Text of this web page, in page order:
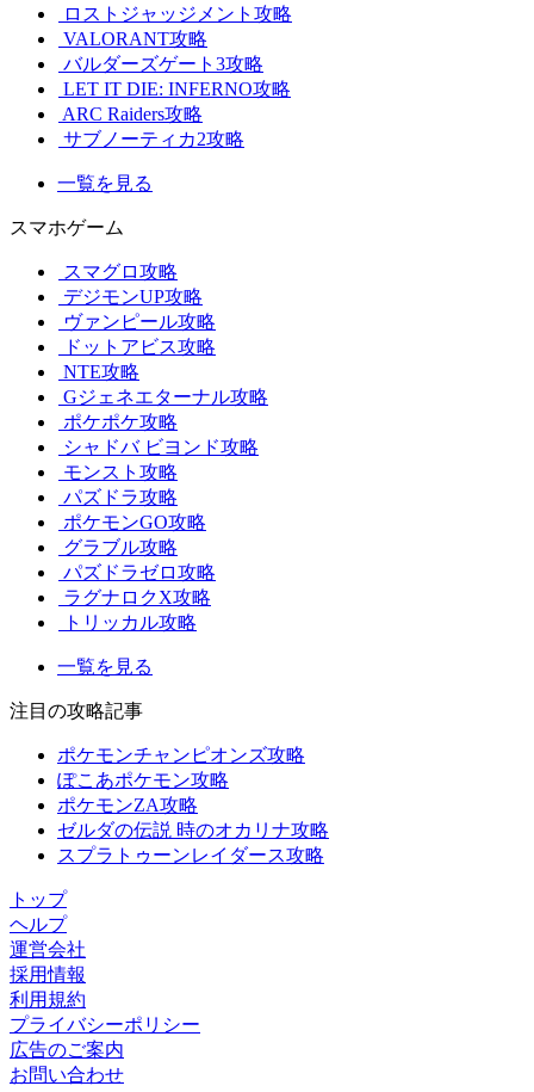
ロストジャッジメント攻略
VALORANT攻略
バルダーズゲート3攻略
LET IT DIE: INFERNO攻略
ARC Raiders攻略
サブノーティカ2攻略
一覧を見る
スマホゲーム
スマグロ攻略
デジモンUP攻略
ヴァンピール攻略
ドットアビス攻略
NTE攻略
Gジェネエターナル攻略
ポケポケ攻略
シャドバ ビヨンド攻略
モンスト攻略
パズドラ攻略
ポケモンGO攻略
グラブル攻略
パズドラゼロ攻略
ラグナロクX攻略
トリッカル攻略
一覧を見る
注目の攻略記事
ポケモンチャンピオンズ攻略
ぽこあポケモン攻略
ポケモンZA攻略
ゼルダの伝説 時のオカリナ攻略
スプラトゥーンレイダース攻略
トップ
ヘルプ
運営会社
採用情報
利用規約
プライバシーポリシー
広告のご案内
お問い合わせ